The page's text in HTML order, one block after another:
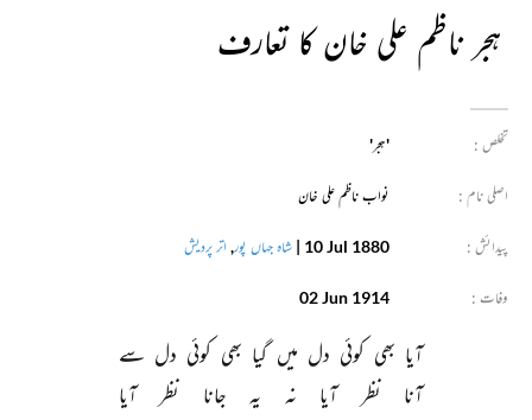
ہجر ناظم علی خان کا تعارف
تخلص : 'ہجر'
اصلی نام : نواب ناظم علی خان
پیدائش : 10 Jul 1880
| شاہ جہاں پور, اتر پردیش
وفات : 02 Jun 1914
آیا بھی کوئی دل میں گیا بھی کوئی دل سے
آنا
نظر آیا نہ یہ جانا نظر آیا